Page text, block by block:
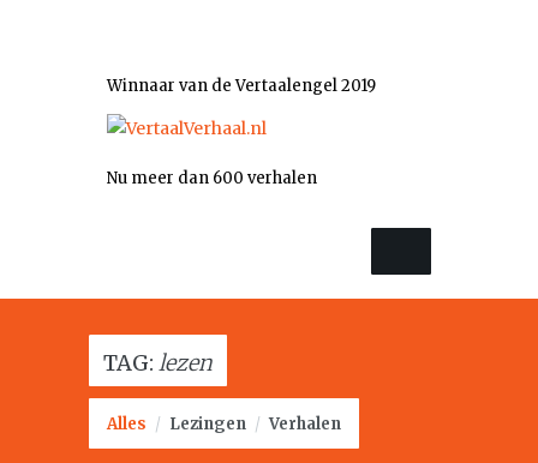
Winnaar van de Vertaalengel 2019
Nu meer dan 600 verhalen
TAG: lezen
Alles / Lezingen / Verhalen